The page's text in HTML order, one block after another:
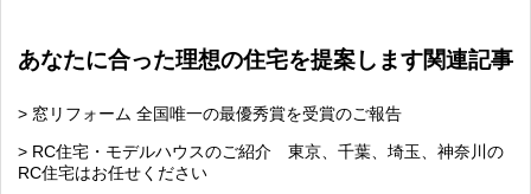
あなたに合った理想の住宅を提案します関連記事
> 窓リフォーム 全国唯一の最優秀賞を受賞のご報告
> RC住宅・モデルハウスのご紹介 東京、千葉、埼玉、神奈川の
RC住宅はお任せください